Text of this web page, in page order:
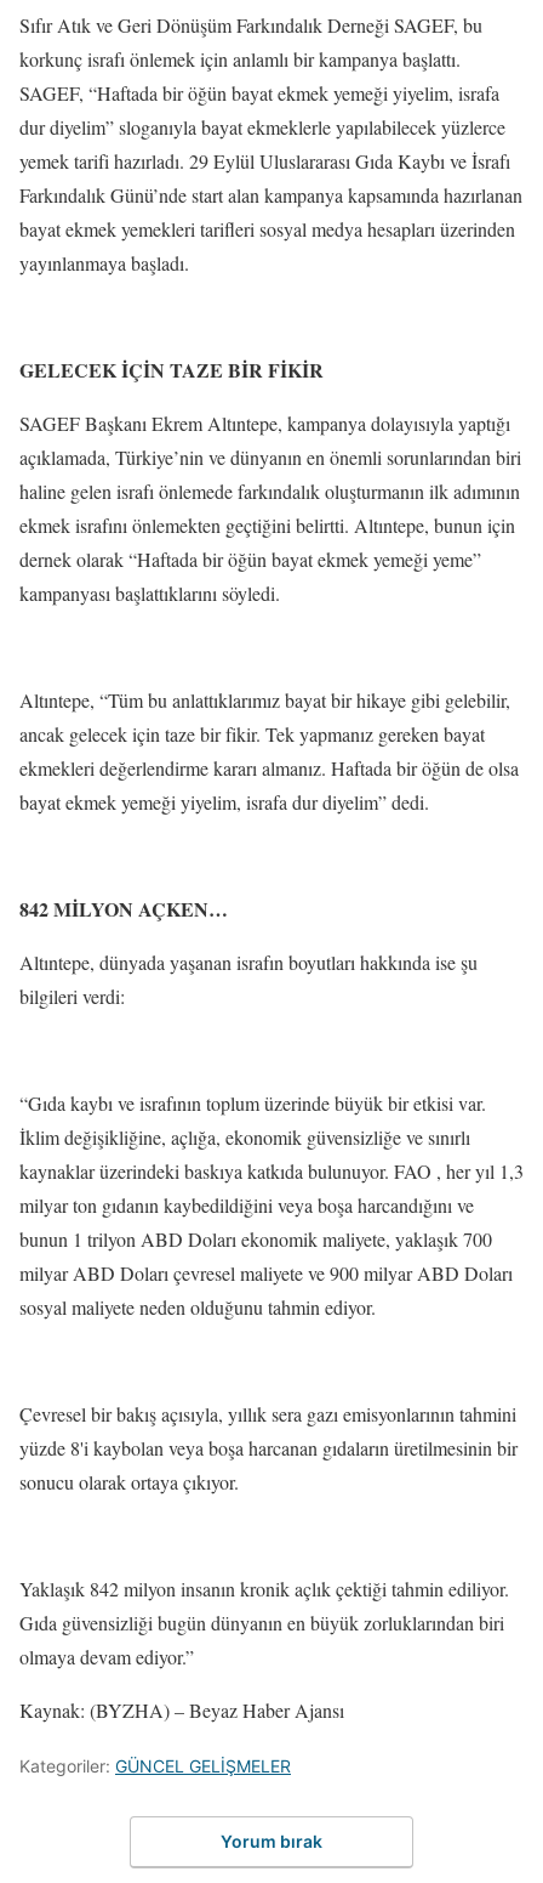
Sıfır Atık ve Geri Dönüşüm Farkındalık Derneği SAGEF, bu
korkunç israfı önlemek için anlamlı bir kampanya başlattı.
SAGEF, “Haftada bir öğün bayat ekmek yemeği yiyelim, israfa
dur diyelim” sloganıyla bayat ekmeklerle yapılabilecek yüzlerce
yemek tarifi hazırladı. 29 Eylül Uluslararası Gıda Kaybı ve İsrafı
Farkındalık Günü’nde start alan kampanya kapsamında hazırlanan
bayat ekmek yemekleri tarifleri sosyal medya hesapları üzerinden
yayınlanmaya başladı.
GELECEK İÇİN TAZE BİR FİKİR
SAGEF Başkanı Ekrem Altıntepe, kampanya dolayısıyla yaptığı
açıklamada, Türkiye’nin ve dünyanın en önemli sorunlarından biri
haline gelen israfı önlemede farkındalık oluşturmanın ilk adımının
ekmek israfını önlemekten geçtiğini belirtti. Altıntepe, bunun için
dernek olarak “Haftada bir öğün bayat ekmek yemeği yeme”
kampanyası başlattıklarını söyledi.
Altıntepe, “Tüm bu anlattıklarımız bayat bir hikaye gibi gelebilir,
ancak gelecek için taze bir fikir. Tek yapmanız gereken bayat
ekmekleri değerlendirme kararı almanız. Haftada bir öğün de olsa
bayat ekmek yemeği yiyelim, israfa dur diyelim” dedi.
842 MİLYON AÇKEN…
Altıntepe, dünyada yaşanan israfın boyutları hakkında ise şu
bilgileri verdi:
“Gıda kaybı ve israfının toplum üzerinde büyük bir etkisi var.
İklim değişikliğine, açlığa, ekonomik güvensizliğe ve sınırlı
kaynaklar üzerindeki baskıya katkıda bulunuyor. FAO , her yıl 1,3
milyar ton gıdanın kaybedildiğini veya boşa harcandığını ve
bunun 1 trilyon ABD Doları ekonomik maliyete, yaklaşık 700
milyar ABD Doları çevresel maliyete ve 900 milyar ABD Doları
sosyal maliyete neden olduğunu tahmin ediyor.
Çevresel bir bakış açısıyla, yıllık sera gazı emisyonlarının tahmini
yüzde 8'i kaybolan veya boşa harcanan gıdaların üretilmesinin bir
sonucu olarak ortaya çıkıyor.
Yaklaşık 842 milyon insanın kronik açlık çektiği tahmin ediliyor.
Gıda güvensizliği bugün dünyanın en büyük zorluklarından biri
olmaya devam ediyor.”
Kaynak: (BYZHA) – Beyaz Haber Ajansı
Kategoriler: GÜNCEL GELİŞMELER
Yorum bırak